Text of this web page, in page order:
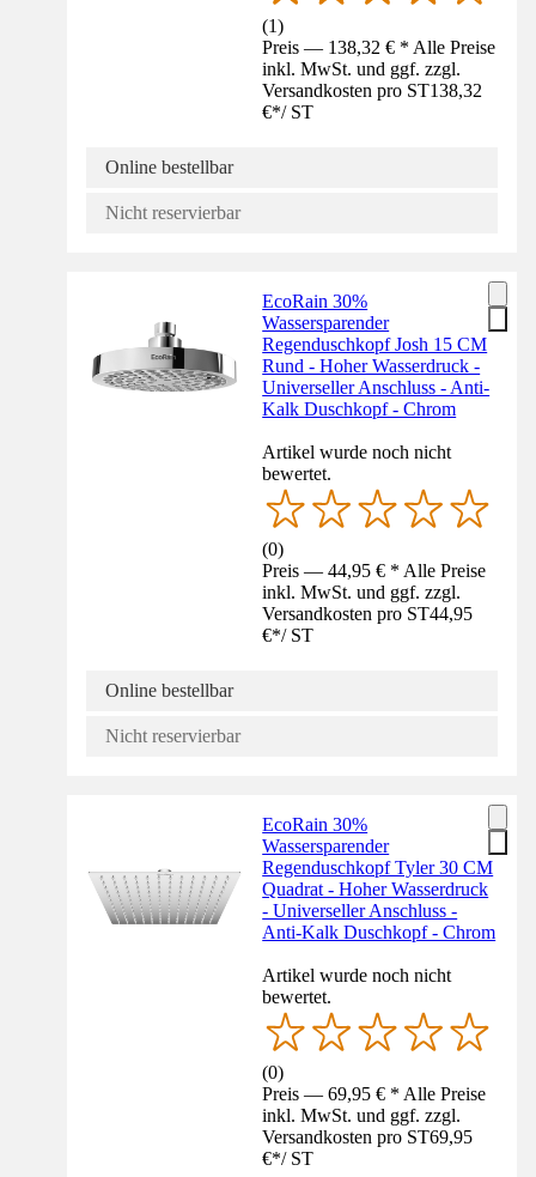
(1)
Preis — 138,32 € * Alle Preise
inkl. MwSt. und ggf. zzgl.
Versandkosten pro ST138,32
€*/ ST
Online bestellbar
Nicht reservierbar
EcoRain 30%
Wassersparender
Regenduschkopf Josh 15 CM
Rund - Hoher Wasserdruck -
Universeller Anschluss - Anti-
Kalk Duschkopf - Chrom
Artikel wurde noch nicht
bewertet.
(0)
Preis — 44,95 € * Alle Preise
inkl. MwSt. und ggf. zzgl.
Versandkosten pro ST44,95
€*/ ST
Online bestellbar
Nicht reservierbar
EcoRain 30%
Wassersparender
Regenduschkopf Tyler 30 CM
Quadrat - Hoher Wasserdruck
- Universeller Anschluss -
Anti-Kalk Duschkopf - Chrom
Artikel wurde noch nicht
bewertet.
(0)
Preis — 69,95 € * Alle Preise
inkl. MwSt. und ggf. zzgl.
Versandkosten pro ST69,95
€*/ ST